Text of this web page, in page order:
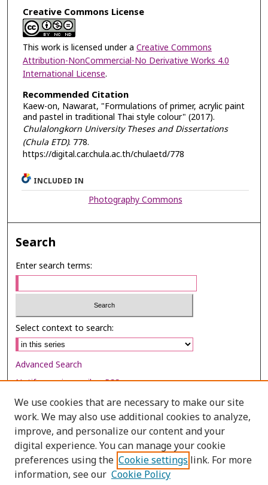
Creative Commons License
This work is licensed under a Creative Commons
Attribution-NonCommercial-No Derivative Works 4.0
International License.
Recommended Citation
Kaew-on, Nawarat, "Formulations of primer, acrylic paint
and pastel in traditional Thai style colour" (2017).
Chulalongkorn University Theses and Dissertations
(Chula ETD). 778.
https://digital.car.chula.ac.th/chulaetd/778
INCLUDED IN
Photography Commons
Search
Enter search terms:
Select context to search:
Advanced Search
Notify me via email orRSS
Browse
Collections
Disciplines
Authors
We use cookies that are necessary to make our site
work. We may also use additional cookies to analyze,
improve, and personalize our content and your
digital experience. You can manage your cookie
preferences using the Cookie settings link. For more
information, see our Cookie Policy